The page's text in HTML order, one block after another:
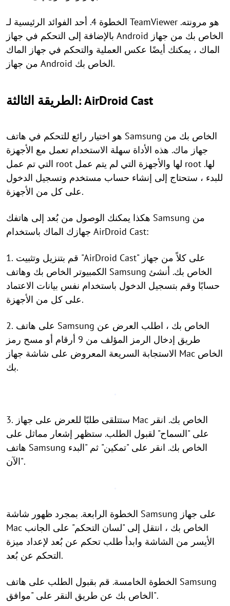
الخطوة 4. أحد الفوائد الرئيسية لـ TeamViewer هو مرونته.
بالإضافة إلى التحكم في جهاز Android الخاص بك من جهاز
الماك ، يمكنك أيضًا عكس العملية والتحكم في جهاز الماك
من جهاز Android الخاص بك.
الطريقة الثالثة: AirDroid Cast
هو اختيار رائع للتحكم في هاتف Samsung الخاص بك من
جهاز ماك. هذه الأداة سهلة الاستخدام تعمل مع الأجهزة
التي تم عمل root لها والأجهزة التي لم يتم عمل root لها.
للبدء ، ستحتاج إلى إنشاء حساب مستخدم وتسجيل الدخول
على كل من الأجهزة.
هكذا يمكنك الوصول من بُعد إلى هاتفك Samsung من
جهازك الماك باستخدام AirDroid Cast:
1. قم بتنزيل وتثبيت "AirDroid Cast" على كلاً من جهاز
الكمبيوتر الخاص بك وهاتف Samsung الخاص بك. أنشئ
حسابًا وقم بتسجيل الدخول باستخدام نفس بيانات الاعتماد
على كل من الأجهزة.
2. على هاتف Samsung الخاص بك ، اطلب العرض عن
طريق إدخال الرمز المؤلف من 9 أرقام أو مسح رمز
الاستجابة السريعة المعروض على شاشة جهاز Mac الخاص
بك.
3. ستتلقى طلبًا للعرض على جهاز Mac الخاص بك. انقر
على "السماح" لقبول الطلب. ستظهر إشعار مماثل على
هاتف Samsung الخاص بك. انقر على "تمكين" ثم "البدء
الآن".
الخطوة الرابعة. بمجرد ظهور شاشة Samsung على جهاز
Mac الخاص بك ، انتقل إلى "لسان التحكم" على الجانب
الأيسر من الشاشة وابدأ طلب تحكم عن بُعد لإعداد ميزة
التحكم عن بُعد.
الخطوة الخامسة. قم بقبول الطلب على هاتف Samsung
الخاص بك عن طريق النقر على "موافق".